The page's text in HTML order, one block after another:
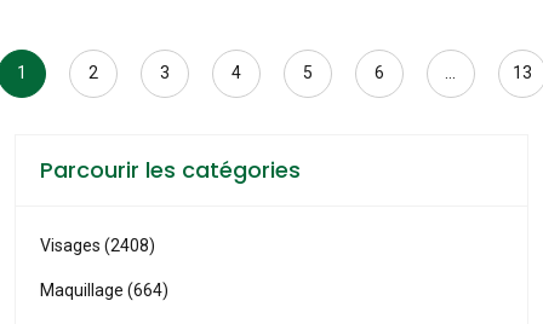
1 2 3 4 5 6 ... 13
Parcourir les catégories
Visages (2408)
Maquillage (664)